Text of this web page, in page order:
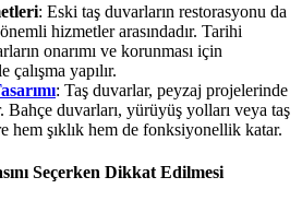
: Eski taş duvarların restorasyonu da
hizmetler arasındadır. Tarihi
onarımı ve korunması için
yapılır.
: Taş duvarlar, peyzaj projelerinde
Bahçe duvarları, yürüyüş yolları veya taş
hem şıklık hem de fonksiyonellik katar.
Seçerken Dikkat Edilmesi